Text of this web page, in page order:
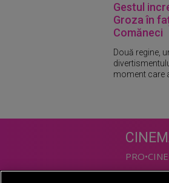
Gestul
Groza în
Comăneci
Două regine,
moment care